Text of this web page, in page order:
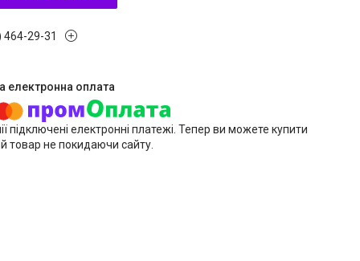
464-29-31
підключені електронні платежі. Тепер ви можете купити
товар не покидаючи сайту.